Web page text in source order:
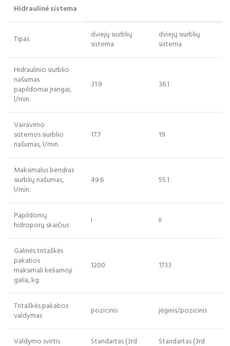
Hidraulinė sistema
Tipas
dviejų siurblių
sistema
dviejų siurblių
sistema
Hidraulinio siurblio
našumas
papildomai įrangai,
l/min.
31.9 36.1
Vairavimo
sistemossiurblio
našumas, l/min.
17.7 19
Maksimalus bendras
siurblių našumas,
l/min.
49.6 55.1
Papildomų
hidroporų skaičius
I II
Galinės tritaškės
pakabos
maksimali keliamoji
galia, kg
1200 1733
Tritaškės pakabos
valdymas
pozicinis jėginis/pozicinis
Valdymo svirtis
Standartas (3rd
Standartas (3rd